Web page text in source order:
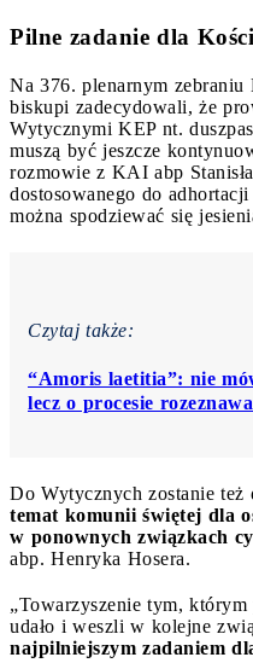
Pilne zadanie dla
Na 376. plenarnym
biskupi zadecydowali, że
Wytycznymi KEP nt.
muszą być jeszcze
rozmowie z KAI abp
dostosowanego do
można spodziewać się
Czytaj także:
“Amoris laetitia”: nie
lecz o procesie
Do Wytycznych zostanie też
temat komunii świętej dla
w ponownych związkach
abp. Henryka Hosera.
„Towarzyszenie tym, którym
udało i weszli w kolejne
najpilniejszym zadaniem